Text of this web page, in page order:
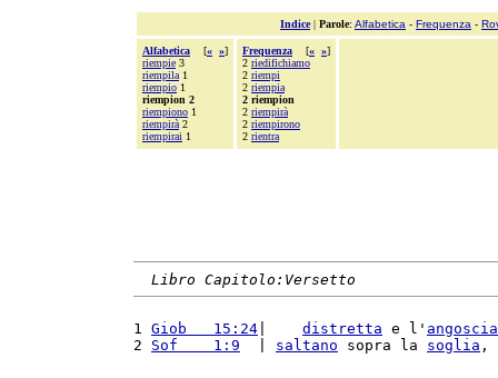
Indice| Parole: Alfabetica - Frequenza -
Alfabetica [« »]
riempie 3
riempila 1
riempio 1
riempion 2
riempiono 1
riempirà 2
riempirai 1
Frequenza [« »]
2 riedifichiamo
2 riempi
2 riempia
2 riempion
2 riempirà
2 riempirono
2 rientra
Libro Capitolo:Versetto
1 Giob   15:24 distretta e l' angoscia
2 Sof    1:9 saltano sopra la soglia ,